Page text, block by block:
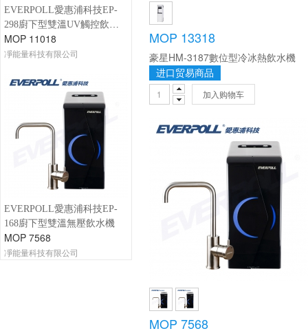
EVERPOLL愛惠浦科技EP-
298廚下型雙溫UV觸控飲水
機
MOP 11018
凈能量科技有限公司
EVERPOLL愛惠浦科技EP-
168廚下型雙溫無壓飲水機
MOP 7568
凈能量科技有限公司
MOP 13318
豪星HM-3187數位型冷冰熱飲水機
进口贸易商品
加入购物车
MOP 7568